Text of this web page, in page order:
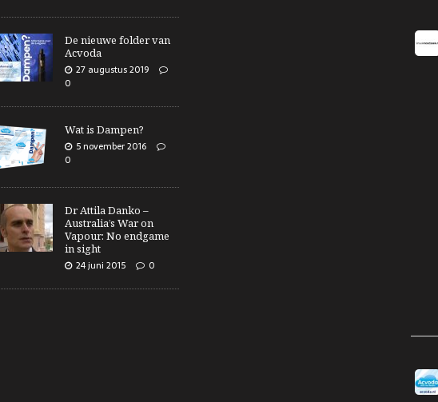
De nieuwe folder van
Acvoda
27 augustus 2019
0
Wat is Dampen?
5 november 2016
0
Dr Attila Danko –
Australia’s War on
Vapour: No endgame
in sight
24 juni 2015
0